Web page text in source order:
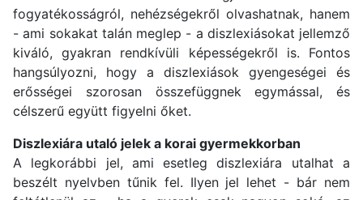
fogyatékosságról, nehézségekről olvashatnak, hanem
- ami sokakat talán meglep - a diszlexiásokat jellemző
kiváló, gyakran rendkívüli képességekről is. Fontos
hangsúlyozni, hogy a diszlexiások gyengeségei és
erősségei szorosan összefüggnek egymással, és
célszerű együtt figyelni őket.
Diszlexiára utaló jelek a korai gyermekkorban
A legkorábbi jel, ami esetleg diszlexiára utalhat a
beszélt nyelvben tűnik fel. Ilyen jel lehet - bár nem